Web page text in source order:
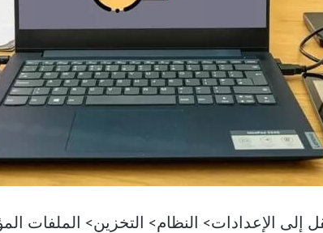
إلى الإعدادات> النظام> التخزين> الملفات